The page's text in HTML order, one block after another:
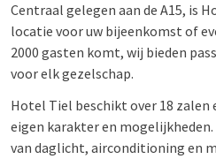
Centraal gelegen aan de A15, is
locatie voor uw bijeenkomst of
2000 gasten komt, wij bieden
voor elk gezelschap.
Hotel Tiel beschikt over 18
eigen karakter en
van daglicht, airconditioning en